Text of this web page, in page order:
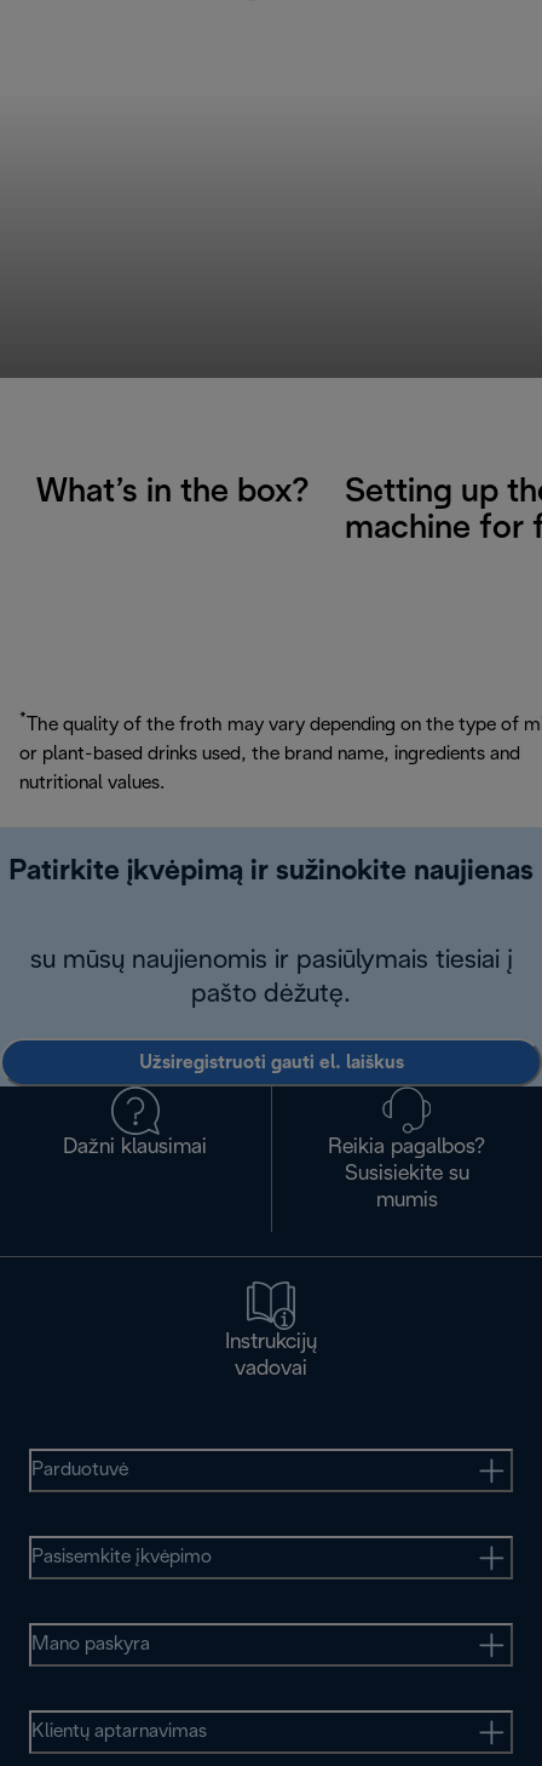
What’s in the box?
Setting up
machine for
*
The quality of the froth may vary depending on the type of
or plant-based drinks used, the brand name, ingredients and
nutritional values.
Patirkite įkvėpimą ir sužinokite naujienas
su mūsų naujienomis ir pasiūlymais tiesiai į
pašto dėžutę.
Užsiregistruoti gauti el. laiškus
Dažni klausimai
Reikia pagalbos?
Susisiekite su
mumis
Instrukcijų
vadovai
Parduotuvė
Pasisemkite įkvėpimo
Mano paskyra
Klientų aptarnavimas